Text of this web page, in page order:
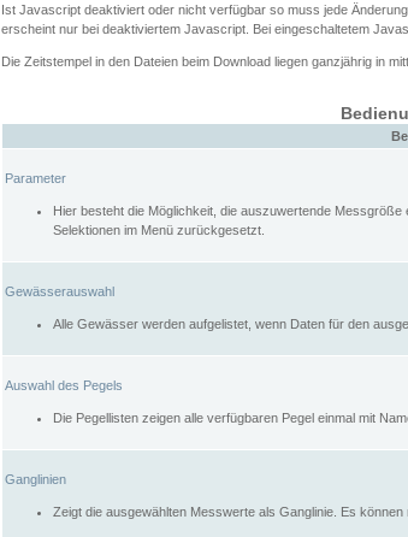
Ist Javascript deaktiviert oder nicht verfügbar so muss jede
erscheint nur bei deaktiviertem Javascript. Bei eingeschaltetem
Die Zeitstempel in den Dateien beim Download liegen ganzjährig in
Parameter
Hier besteht die Möglichkeit, die auszuwertende
Selektionen im Menü zurückgesetzt.
Gewässerauswahl
Alle Gewässer werden aufgelistet, wenn Daten für den
Auswahl des Pegels
Die Pegellisten zeigen alle verfügbaren Pegel einmal mit
Ganglinien
Zeigt die ausgewählten Messwerte als Ganglinie. Es können